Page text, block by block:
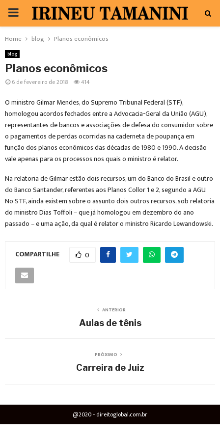
PRIMARY
MENU
Home blog Planos econômicos
blog
Planos econômicos
6 de fevereiro de 2018 414
O ministro Gilmar Mendes, do Supremo Tribunal Federal (STF),
homologou acordos fechados entre a Advocacia-Geral da União (AGU),
representantes de bancos e associações de defesa do consumidor sobre
o pagamentos de perdas ocorridas na caderneta de poupança em
função dos planos econômicos das décadas de 1980 e 1990. A decisão
vale apenas para os processos nos quais o ministro é relator.
Na relatoria de Gilmar estão dois recursos, um do Banco do Brasil e outro
do Banco Santander, referentes aos Planos Collor 1 e 2, segundo a AGU.
No STF, ainda existem sobre o assunto dois outros recursos, sob relatoria
do ministro Dias Toffoli – que já homologou em dezembro do ano
passado – e uma ação, da qual é relator o ministro Ricardo Lewandowski.
COMPARTILHE 0
ANTERIOR
Aulas de tênis
PRÓXIMO
Carreira de Juiz
@2020 - direitoglobal.com.br